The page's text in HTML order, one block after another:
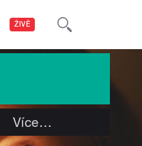
ŽIVĚ
Více…